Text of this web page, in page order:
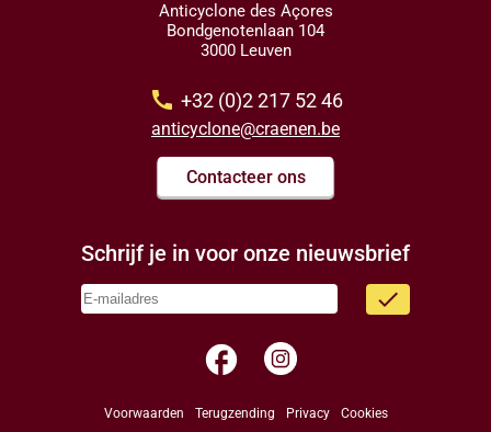
Anticyclone des Açores
Bondgenotenlaan 104
3000 Leuven
call +32 (0)2 217 52 46
anticyclone@craenen.be
Contacteer ons
Schrijf je in voor onze nieuwsbrief
done
facebook
Voorwaarden Terugzending Privacy Cookies